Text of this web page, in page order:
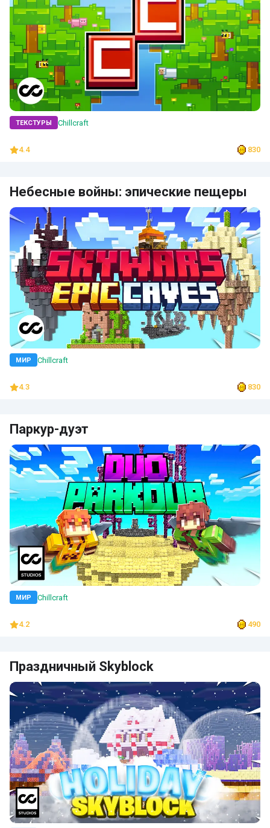
ТЕКСТУРЫ Chillcraft
4.4 830
Небесные войны: эпические пещеры
МИР Chillcraft
4.3 830
Паркур-дуэт
МИР Chillcraft
4.2 490
Праздничный Skyblock